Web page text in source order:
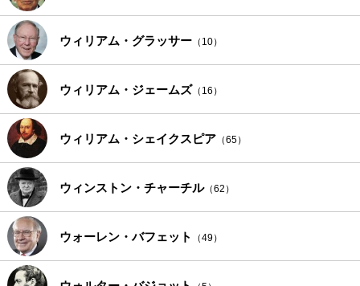
ウィリアム・グラッサー （10）
ウィリアム・ジェームズ （16）
ウィリアム・シェイクスピア （65）
ウィンストン・チャーチル（62）
ウォーレン・バフェット （49）